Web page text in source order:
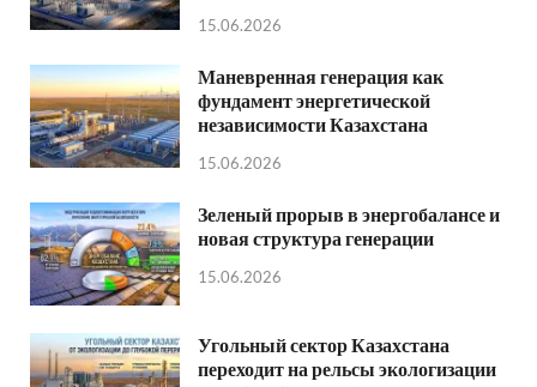
15.06.2026
Маневренная генерация как
фундамент энергетической
независимости Казахстана
15.06.2026
Зеленый прорыв в энергобалансе и
новая структура генерации
15.06.2026
Угольный сектор Казахстана
переходит на рельсы экологизации